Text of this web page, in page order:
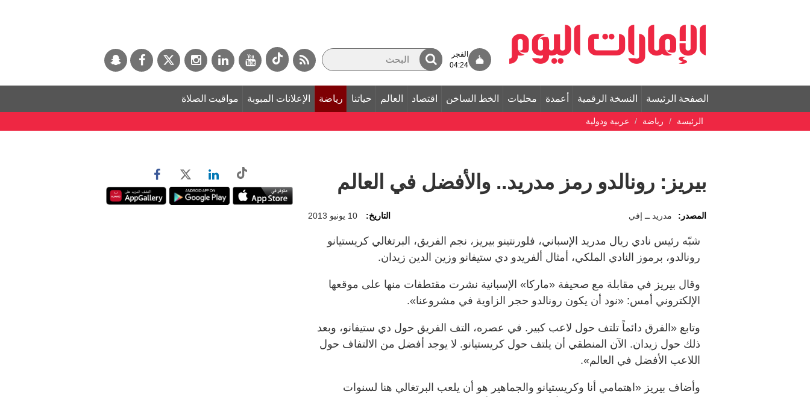
الفجر
04:24
الصفحة الرئيسة النسخة الرقمية أعمدة محليات الخط الساخن اقتصاد العالم حياتنا رياضة الإعلانات المبوبة مواقيت الصلاة
الرئيسة رياضة عربية ودولية
بيريز: رونالدو رمز مدريد.. والأفضل في العالم
المصدر: مدريد ــ إفي التاريخ: 10 يونيو 2013
شبّه رئيس نادي ريال مدريد الإسباني، فلورنتينو بيريز، نجم الفريق، البرتغالي كريستيانو
رونالدو، برموز النادي الملكي، أمثال ألفريدو دي ستيفانو وزين الدين زيدان.
وقال بيريز في مقابلة مع صحيفة «ماركا» الإسبانية نشرت مقتطفات منها على موقعها
الإلكتروني أمس: «نود أن يكون رونالدو حجر الزاوية في مشروعنا».
وتابع «الفرق دائماً تلتف حول لاعب كبير. في عصره، التف الفريق حول دي ستيفانو، وبعد
ذلك حول زيدان. الآن المنطقي أن يلتف حول كريستيانو. لا يوجد أفضل من الالتفاف حول
اللاعب الأفضل في العالم».
وأضاف بيريز «اهتمامي أنا وكريستيانو والجماهير هو أن يلعب البرتغالي هنا لسنوات